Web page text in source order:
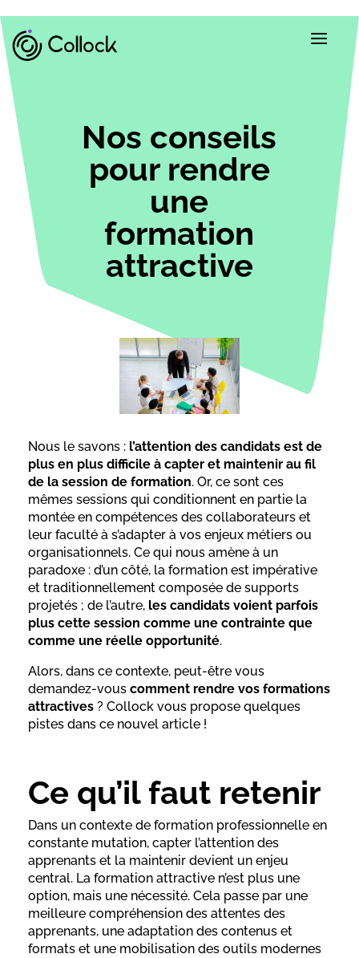
Nos conseils
pour rendre
une
formation
attractive
Nous le savons : l’attention des candidats est de
plus en plus difficile à capter et maintenir au fil
de la session de formation. Or, ce sont ces
mêmes sessions qui conditionnent en partie la
montée en compétences des collaborateurs et
leur faculté à s’adapter à vos enjeux métiers ou
organisationnels. Ce qui nous amène à un
paradoxe : d’un côté, la formation est impérative
et traditionnellement composée de supports
projetés ; de l’autre, les candidats voient parfois
plus cette session comme une contrainte que
comme une réelle opportunité.
Alors, dans ce contexte, peut-être vous
demandez-vous comment rendre vos formations
attractives ? Collock vous propose quelques
pistes dans ce nouvel article !
Ce qu’il faut retenir
Dans un contexte de formation professionnelle en
constante mutation, capter l’attention des
apprenants et la maintenir devient un enjeu
central. La formation attractive n’est plus une
option, mais une nécessité. Cela passe par une
meilleure compréhension des attentes des
apprenants, une adaptation des contenus et
formats et une mobilisation des outils modernes